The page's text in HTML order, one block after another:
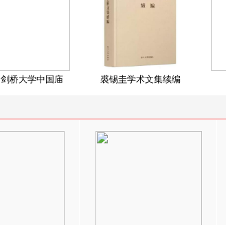
剑桥大学中国庙 裘锡圭学术文集续编